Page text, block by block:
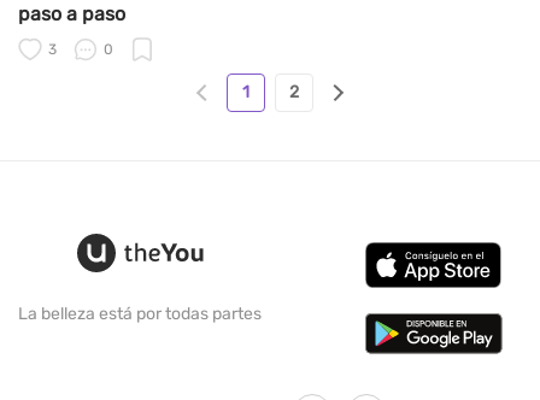
paso a paso
3 0
1 2
La belleza está por todas partes